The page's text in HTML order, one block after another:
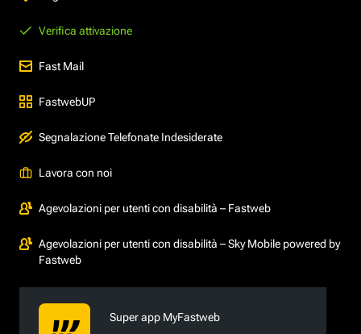
Verifica attivazione
Fast Mail
FastwebUP
Segnalazione Telefonate Indesiderate
Lavora con noi
Agevolazioni per utenti con disabilità – Fastweb
Agevolazioni per utenti con disabilità – Sky Mobile powered by
Fastweb
Super app MyFastweb